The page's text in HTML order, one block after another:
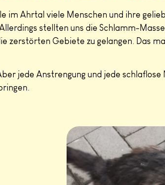
im Ahrtal viele Menschen und ihre
stellten uns die Schlamm-
Gebiete zu gelangen. Das
jede Anstrengung und jede